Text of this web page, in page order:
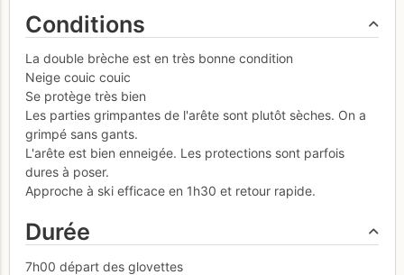
Conditions
La double brèche est en très bonne condition
Neige couic couic
Se protège très bien
Les parties grimpantes de l'arête sont plutôt sèches. On a
grimpé sans gants.
L'arête est bien enneigée. Les protections sont parfois
dures à poser.
Approche à ski efficace en 1h30 et retour rapide.
Durée
7h00 départ des glovettes